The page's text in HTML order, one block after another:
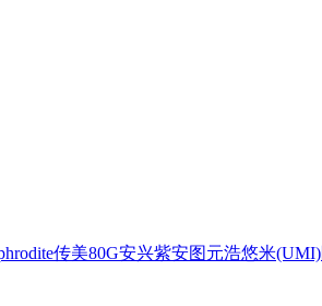
传美80G安兴紫安图元浩悠米(UMI)